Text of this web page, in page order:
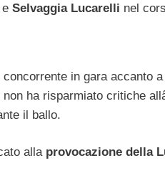
e Selvaggia Lucarelli nel
in gara accanto a
ha risparmiato critiche
il ballo.
alla provocazione della